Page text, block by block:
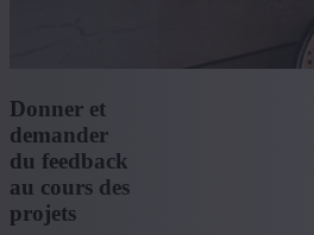
Donner et
demander
du feedback
au cours des
projets